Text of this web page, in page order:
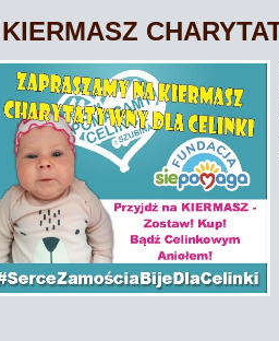
KIERMASZ